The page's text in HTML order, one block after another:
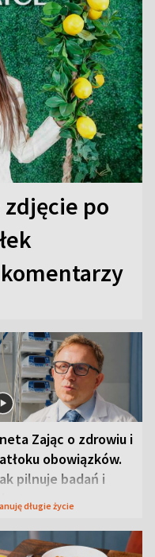
zdjęcie po
Zając o zdrowiu i
obowiązków.
pilnuje badań i
długie życie